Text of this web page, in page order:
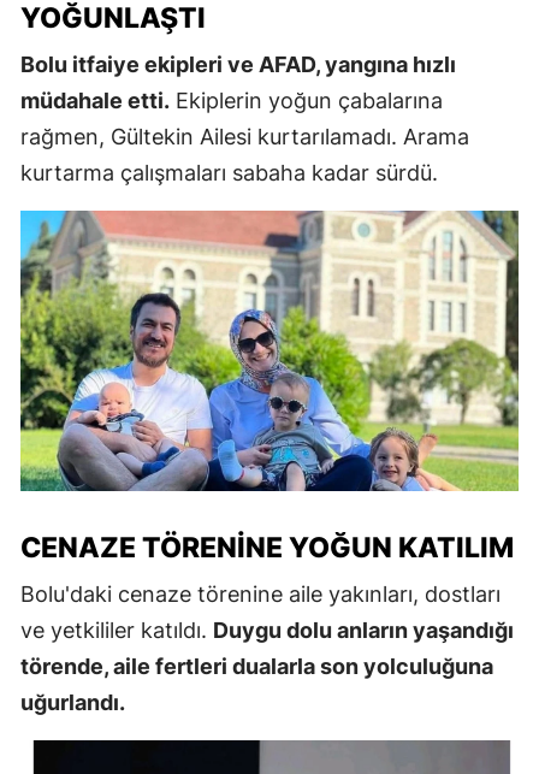
YOĞUNLAŞTI
Bolu itfaiye ekipleri ve AFAD, yangına hızlı
müdahale etti. Ekiplerin yoğun çabalarına
rağmen, Gültekin Ailesi kurtarılamadı. Arama
kurtarma çalışmaları sabaha kadar sürdü.
CENAZE TÖRENINE YOĞUN KATILIM
Bolu'daki cenaze törenine aile yakınları, dostları
ve yetkililer katıldı. Duygu dolu anların yaşandığı
törende, aile fertleri dualarla son yolculuğuna
uğurlandı.